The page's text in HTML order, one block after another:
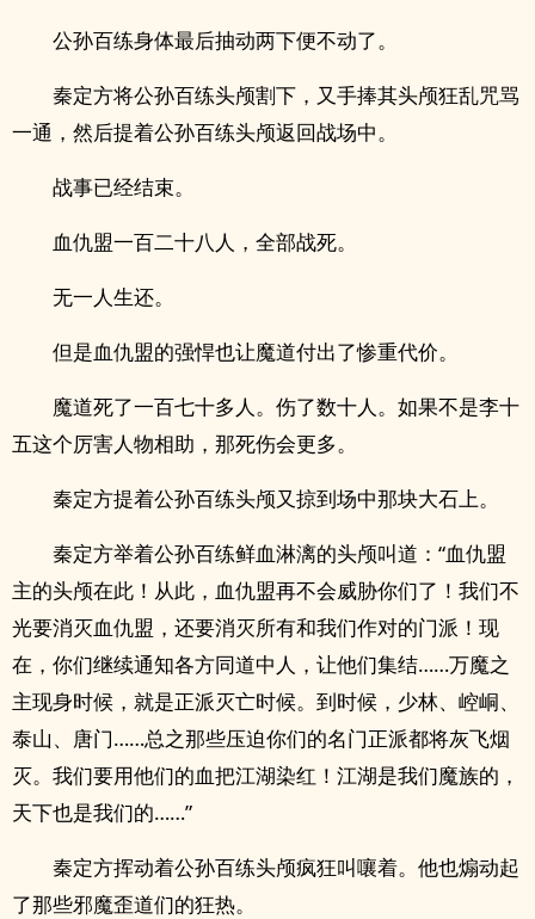
公孙百练身体最后抽动两下便不动了。
秦定方将公孙百练头颅割下，又手捧其头颅狂乱咒骂
一通，然后提着公孙百练头颅返回战场中。
战事已经结束。
血仇盟一百二十八人，全部战死。
无一人生还。
但是血仇盟的强悍也让魔道付出了惨重代价。
魔道死了一百七十多人。伤了数十人。如果不是李十
五这个厉害人物相助，那死伤会更多。
秦定方提着公孙百练头颅又掠到场中那块大石上。
秦定方举着公孙百练鲜血淋漓的头颅叫道：“血仇盟
主的头颅在此！从此，血仇盟再不会威胁你们了！我们不
光要消灭血仇盟，还要消灭所有和我们作对的门派！现
在，你们继续通知各方同道中人，让他们集结……万魔之
主现身时候，就是正派灭亡时候。到时候，少林、崆峒、
泰山、唐门……总之那些压迫你们的名门正派都将灰飞烟
灭。我们要用他们的血把江湖染红！江湖是我们魔族的，
天下也是我们的……”
秦定方挥动着公孙百练头颅疯狂叫嚷着。他也煽动起
了那些邪魔歪道们的狂热。